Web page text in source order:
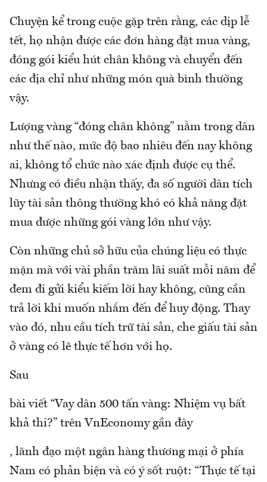
Chuyện kể trong cuộc gặp trên rằng, các dịp lễ
tết, họ nhận được các đơn hàng đặt mua vàng,
đóng gói kiểu hút chân không và chuyển đến
các địa chỉ như những món quà bình thường
vậy.
Lượng vàng “đóng chân không” nằm trong dân
như thế nào, mức độ bao nhiêu đến nay không
ai, không tổ chức nào xác định được cụ thể.
Nhưng có điều nhận thấy, đa số người dân tích
lũy tài sản thông thường khó có khả năng đặt
mua được những gói vàng lớn như vậy.
Còn những chủ sở hữu của chúng liệu có thực
mặn mà với vài phần trăm lãi suất mỗi năm để
đem đi gửi kiểu kiếm lời hay không, cũng cần
trả lời khi muốn nhắm đến để huy động. Thay
vào đó, nhu cầu tích trữ tài sản, che giấu tài sản
ở vàng có lẽ thực tế hơn với họ.
Sau
bài viết “Vay dân 500 tấn vàng: Nhiệm vụ bất
khả thi?” trên VnEconomy gần đây
, lãnh đạo một ngân hàng thương mại ở phía
Nam có phản biện và có ý sốt ruột: “Thực tế tại